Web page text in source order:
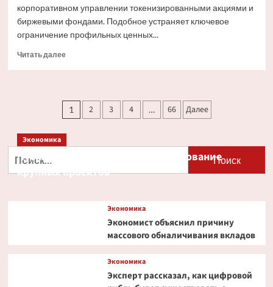
корпоративном управлении токенизированными акциями и
биржевыми фондами. Подобное устраняет ключевое
ограничение профильных ценных...
Читать далееПрочитать
Finance
расширяет
инвесторов
в
Пагинация
записей
1 2 3 4 … 66 Далее
Экономика
Путин и Костин обсудили кредитование
крупных проектов
Экономика
Экономист объяснил причину
массового обналичивания вкладов
Экономика
Эксперт рассказал, как цифровой